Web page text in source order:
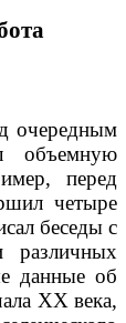
очередным
объемную
перед
четыре
беседы с
различных
данные об
ХХ века,